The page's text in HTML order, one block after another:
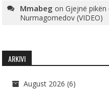
Mmabeg onGjejnë
Nurmagomedov (VIDEO)
ARKIVI
August 2026 (6)